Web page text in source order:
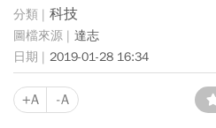
科技
達志
2019-01-28 16:34
+A -A